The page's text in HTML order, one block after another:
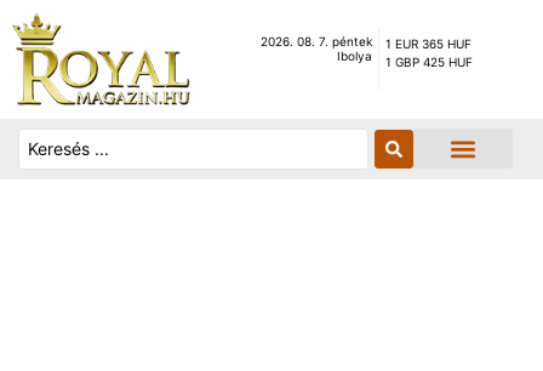
2026. 08. 7. péntek
Ibolya
1 EUR 365 HUF
1 GBP 425 HUF